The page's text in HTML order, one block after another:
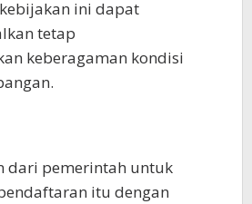
ini dapat
tetap
keberagaman kondisi
dari pemerintah untuk
itu dengan